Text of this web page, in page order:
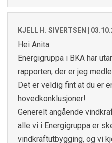
KJELL H. SIVERTSEN |
Hei Anita.
Energigruppa i BKA har
rapporten, der er jeg
Det er veldig fint at du er
hovedkonklusjoner!
Generelt angående
alle vi i Energigruppa er
vindkraftutbygging, og vi